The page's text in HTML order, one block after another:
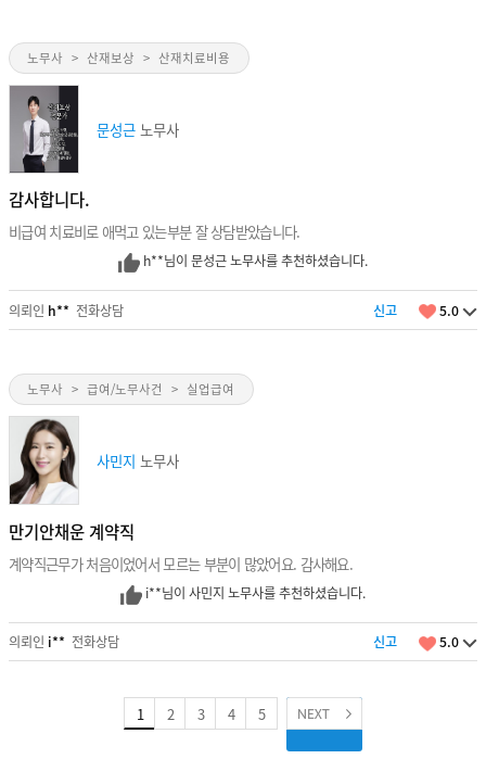
노무사 > 산재보상 > 산재치료비용
문성근 노무사
감사합니다.
비급여 치료비로 애먹고 있는부분 잘 상담받았습니다.
h**님이 문성근 노무사를 추천하셨습니다.
의뢰인 h** 전화상담 신고 5.0
노무사 > 급여/노무사건 > 실업급여
사민지 노무사
만기안채운 계약직
계약직근무가 처음이었어서 모르는 부분이 많았어요. 감사해요.
i**님이 사민지 노무사를 추천하셨습니다.
의뢰인 i** 전화상담 신고 5.0
1 2 3 4 5